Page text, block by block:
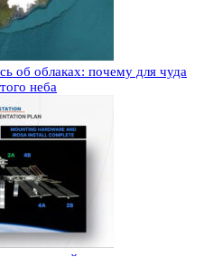
об облаках: почему для чуда
неба